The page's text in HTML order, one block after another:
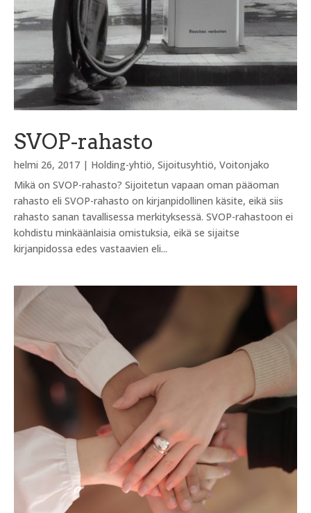
SVOP-rahasto
helmi 26, 2017 | Holding-yhtiö, Sijoitusyhtiö, Voitonjako
Mikä on SVOP-rahasto? Sijoitetun vapaan oman pääoman
rahasto eli SVOP-rahasto on kirjanpidollinen käsite, eikä siis
rahasto sanan tavallisessa merkityksessä. SVOP-rahastoon ei
kohdistu minkäänlaisia omistuksia, eikä se sijaitse
kirjanpidossa edes vastaavien eli...